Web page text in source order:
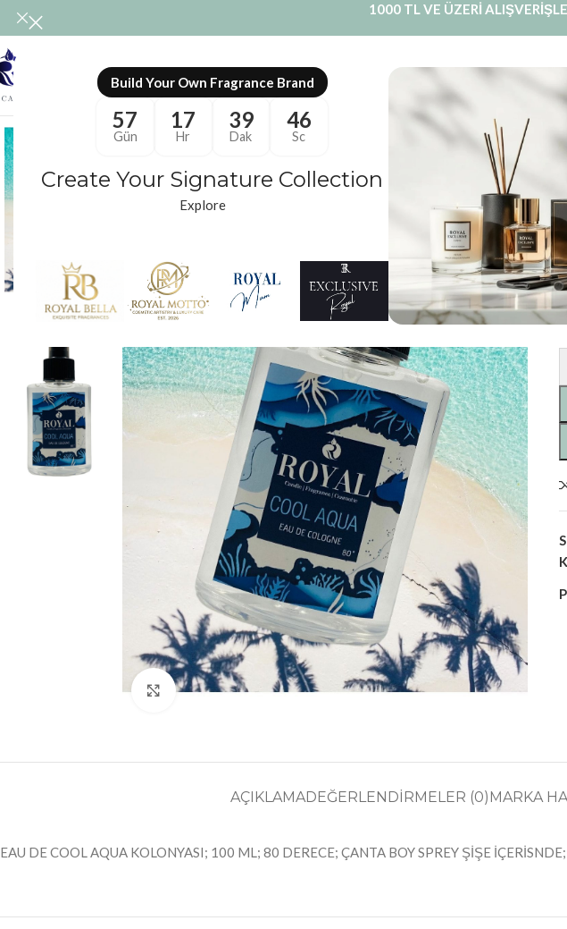
Build Your Own Fragrance Brand
57
Gün
17
Hr
39
Dak
45
Sc
Create Your Signature Collection
Explore
1000 TL VE ÜZERİ
ONLINE SATIŞ PRIVATE LABEL
Büyütmek için tıklayın
AÇIKLAMADEĞERLENDIRMELER (0)MARKA
EAU DE COOL AQUA KOLONYASI; 100 ML; 80 DERECE; ÇANTA BOY SPREY ŞİŞE İÇERİSNDE;